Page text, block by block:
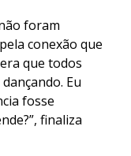
foram
conexão que
que todos
Eu
fosse
finaliza